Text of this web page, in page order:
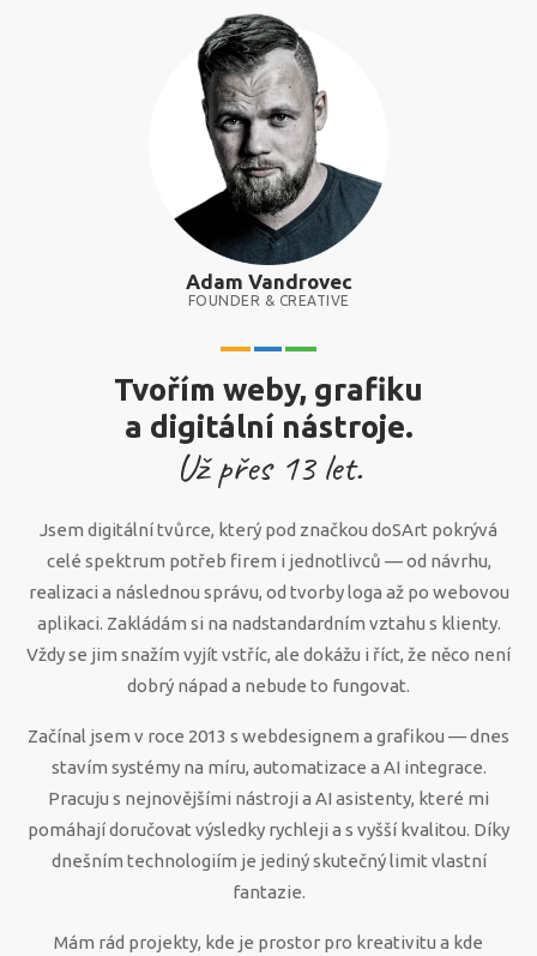
Adam Vandrovec
FOUNDER & CREATIVE
Tvořím weby, grafiku
a digitální nástroje.
Už přes 13let.
Jsem digitální tvůrce, který pod značkou doSArt pokrývá
celé spektrum potřeb firem i jednotlivců — od návrhu,
realizaci a následnou správu, od tvorby loga až po webovou
aplikaci. Zakládám si na nadstandardním vztahu s klienty.
Vždy se jim snažím vyjít vstříc, ale dokážu i říct, že něco není
dobrý nápad a nebude to fungovat.
Začínal jsem v roce 2013 s webdesignem a grafikou — dnes
stavím systémy na míru, automatizace a AI integrace.
Pracuju s nejnovějšími nástroji a AI asistenty, které mi
pomáhají doručovat výsledky rychleji a s vyšší kvalitou. Díky
dnešním technologiím je jediný skutečný limit vlastní
fantazie.
Mám rád projekty, kde je prostor pro kreativitu a kde